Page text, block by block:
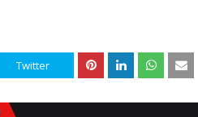
Twitter